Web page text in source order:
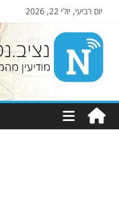
יום רביעי, יולי 22, 2026
Nziv.net
מודיעין
מהמקורות